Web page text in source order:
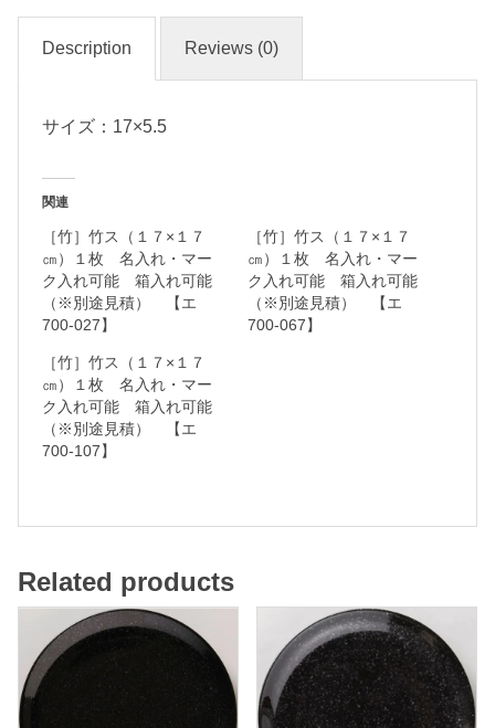
入
可
箱
入
Description Reviews (0)
サイズ：17×5.5
関連
［竹］竹ス（１７×１７
㎝）１枚 名入れ・マー
ク入れ可能 箱入れ可能
（※別途見積） 【エ
700-027】
［竹］竹ス（１７×１７
㎝）１枚 名入れ・マー
ク入れ可能 箱入れ可能
（※別途見積） 【エ
700-067】
［竹］竹ス（１７×１７
㎝）１枚 名入れ・マー
ク入れ可能 箱入れ可能
（※別途見積） 【エ
700-107】
Related products